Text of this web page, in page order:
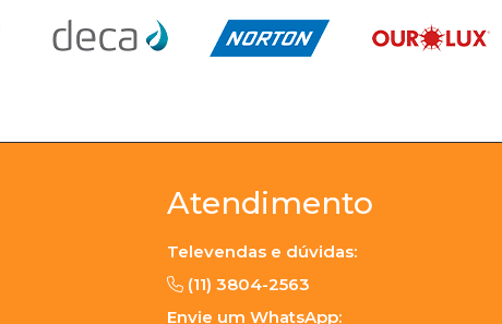
Atendimento
Televendas e dúvidas:
(11) 3804-2563
Envie um WhatsApp: